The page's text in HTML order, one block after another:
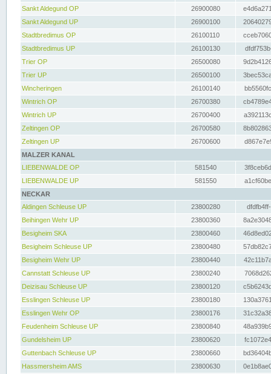
Sankt Aldegund OP
26900080
Sankt Aldegund UP
26900100
Stadtbredimus OP
26100110
Stadtbredimus UP
26100130
Trier OP
26500080
Trier UP
26500100
Wincheringen
26100140
Wintrich OP
26700380
Wintrich UP
26700400
Zeltingen OP
26700580
Zeltingen UP
26700600
MALZER KANAL
LIEBENWALDE OP
581540
LIEBENWALDE UP
581550
NECKAR
Aldingen Schleuse UP
23800280
Beihingen Wehr UP
23800360
Besigheim SKA
23800460
Besigheim Schleuse UP
23800480
Besigheim Wehr UP
23800440
Cannstatt Schleuse UP
23800240
Deizisau Schleuse UP
23800120
Esslingen Schleuse UP
23800180
Esslingen Wehr OP
23800176
Feudenheim Schleuse UP
23800840
Gundelsheim UP
23800620
Guttenbach Schleuse UP
23800660
Hassmersheim AMS
23800630